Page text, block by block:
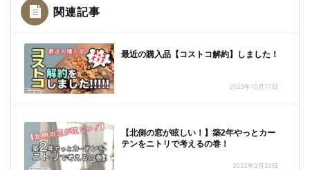
関連記事
最近の購入品【コストコ解約】しました！
2023年10月17日
【北側の窓が眩しい！】築2年やっとカー
テンをニトリで考えるの巻！
2022年2月26日